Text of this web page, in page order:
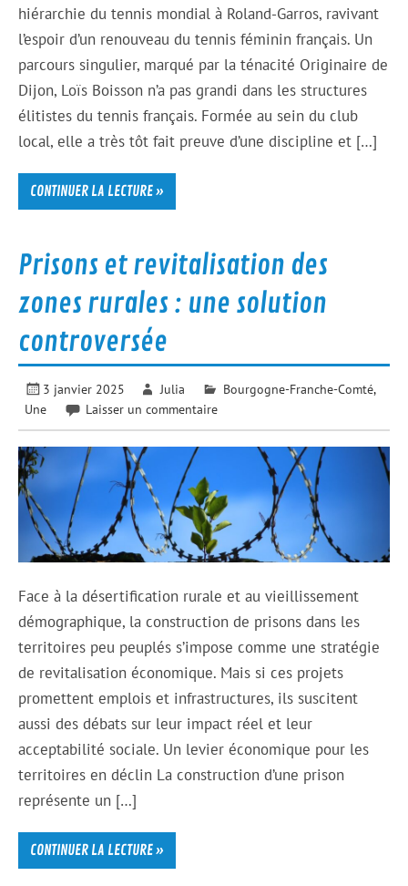
hiérarchie du tennis mondial à Roland-Garros, ravivant
l’espoir d’un renouveau du tennis féminin français. Un
parcours singulier, marqué par la ténacité Originaire de
Dijon, Loïs Boisson n’a pas grandi dans les structures
élitistes du tennis français. Formée au sein du club
local, elle a très tôt fait preuve d’une discipline et […]
CONTINUER LA LECTURE »
Prisons et revitalisation des
zones rurales : une solution
controversée
3 janvier 2025 Julia Bourgogne-Franche-Comté,
Une
Laisser un commentaire
Face à la désertification rurale et au vieillissement
démographique, la construction de prisons dans les
territoires peu peuplés s’impose comme une stratégie
de revitalisation économique. Mais si ces projets
promettent emplois et infrastructures, ils suscitent
aussi des débats sur leur impact réel et leur
acceptabilité sociale. Un levier économique pour les
territoires en déclin La construction d’une prison
représente un […]
CONTINUER LA LECTURE »